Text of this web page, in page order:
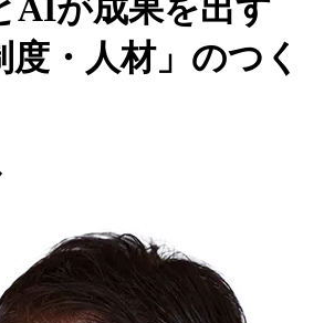
AIが成果を出す
度・人材」のつく